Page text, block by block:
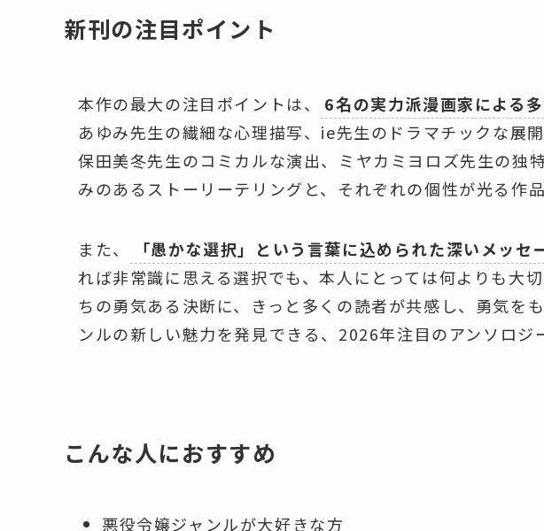
新刊の注目ポイント
本作の最大の注目ポイントは、 6名の実力派漫画家による
あゆみ先生の繊細な心理描写、ie先生のドラマチックな展
保田美冬先生のコミカルな演出、ミヤカミヨロズ先生の独
みのあるストーリーテリングと、それぞれの個性が光る作
また、 「愚かな選択」という言葉に込められた深いメッセ
れば非常識に思える選択でも、本人にとっては何よりも大
ちの勇気ある決断に、きっと多くの読者が共感し、勇気を
ンルの新しい魅力を発見できる、2026年注目のアンソロジ
こんな人におすすめ
悪役令嬢ジャンルが大好きな方